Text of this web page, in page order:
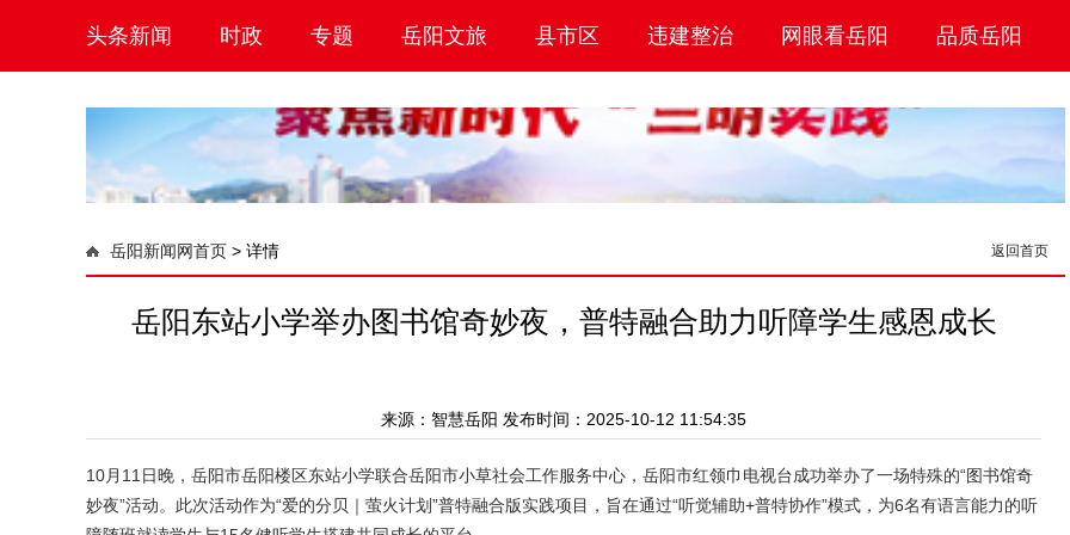
头条新闻 时政 专题 岳阳文旅 县市区 违建整治 网眼看岳阳 品质岳阳
岳阳新闻网首页 > 详情 返回首页
岳阳东站小学举办图书馆奇妙夜，普特融合助力听障学生感恩成长
来源： 智慧岳阳 发布时间：2025-10-12 11:54:35
10月11日晚，岳阳市岳阳楼区东站小学联合岳阳市小草社会工作服务中心，岳阳市红领巾电视台成功举办了一场特殊的“图书馆奇
妙夜”活动。此次活动作为“爱的分贝｜萤火计划”普特融合版实践项目，旨在通过“听觉辅助+普特协作”模式，为6名有语言能力的听